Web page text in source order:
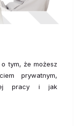
tym, że możesz
prywatnym,
pracy i jak